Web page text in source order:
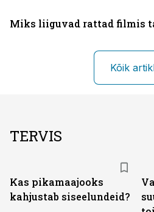
Miks liiguvad rattad filmis
Kõik
TERVIS
Kas pikamaajooks
kahjustab siseelundeid?